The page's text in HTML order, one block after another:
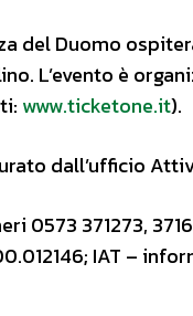
del Duomo
L’evento è
www.ticketone.it).
dall’ufficio
0573 371273,
IAT –